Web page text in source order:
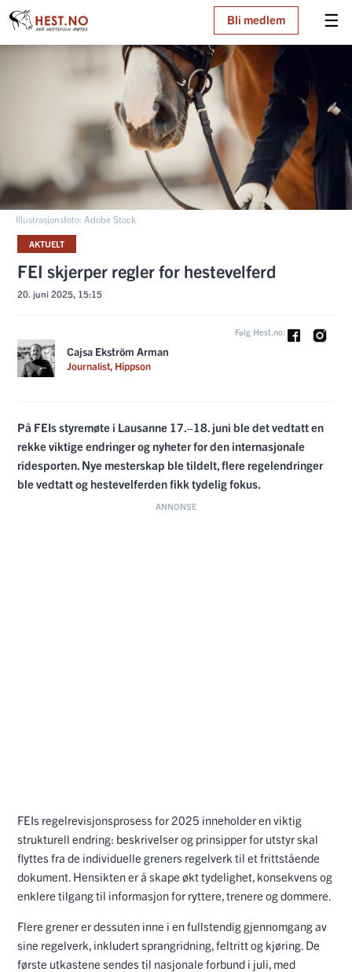
☰
Bli medlem
Illustrasjonsfoto: Adobe Stock
AKTUELT
FEI skjerper regler for hestevelferd
20. juni 2025, 15:15
Cajsa Ekström Arman
Journalist, Hippson
Følg Hest.no:
På FEIs styremøte i Lausanne 17.–18. juni ble det vedtatt en
rekke viktige endringer og nyheter for den internasjonale
ridesporten. Nye mesterskap ble tildelt, flere regelendringer
ble vedtatt og hestevelferden fikk tydelig fokus.
FEIs regelrevisjonsprosess for 2025 inneholder en viktig
strukturell endring: beskrivelser og prinsipper for utstyr skal
flyttes fra de individuelle greners regelverk til et frittstående
dokument. Hensikten er å skape økt tydelighet, konsekvens og
enklere tilgang til informasjon for ryttere, trenere og dommere.
Flere grener er dessuten inne i en fullstendig gjennomgang av
sine regelverk, inkludert sprangridning, feltritt og kjøring. De
første utkastene sendes til nasjonale forbund i juli, med